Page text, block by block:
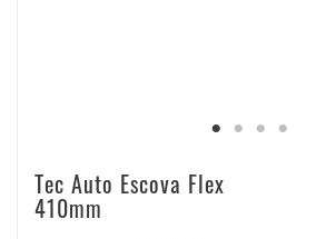
Tec Auto Escova Flex
410mm